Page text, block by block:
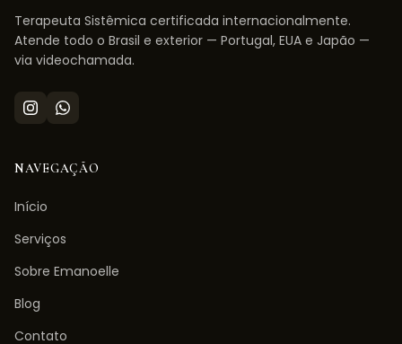
Terapeuta Sistêmica certificada internacionalmente.
Atende todo o Brasil e exterior — Portugal, EUA e Japão —
via videochamada.
NAVEGAÇÃO
Início
Serviços
Sobre Emanoelle
Blog
Contato